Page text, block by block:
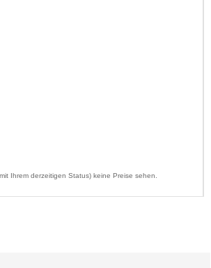
Ihrem derzeitigen Status) keine Preise sehen.